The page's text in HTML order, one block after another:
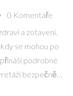
0 Komentáře
a zotavení.
se mohou po
podrobné
bezpečně